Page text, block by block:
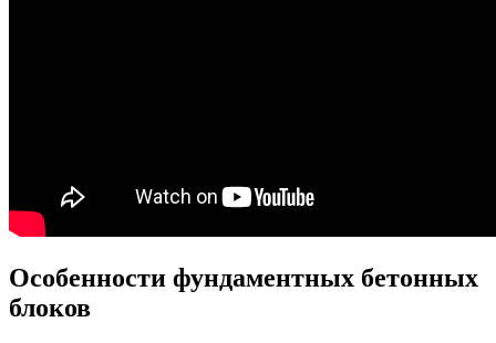
Особенности фундаментных бетонных
блоков